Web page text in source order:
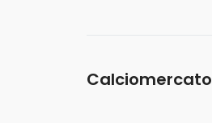
Calciomercato